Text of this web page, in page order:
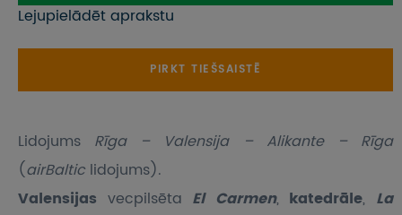
Lejupielādēt aprakstu
PIRKT TIEŠSAISTĒ
Lidojums Rīga – Valensija – Alikante – Rīga
(airBaltic lidojums).
Valensijas vecpilsēta El Carmen, katedrāle, La